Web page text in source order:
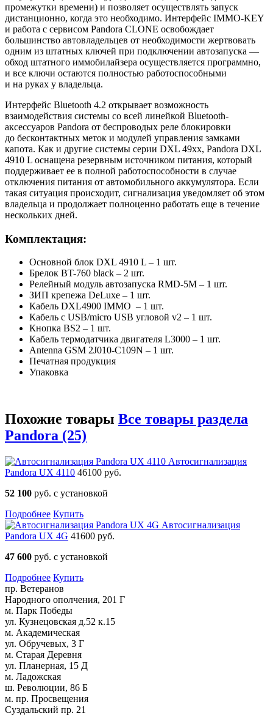
промежутки времени) и позволяет осуществлять запуск
дистанционно, когда это необходимо. Интерфейс IMMO-KEY
и работа с сервисом Pandora CLONE освобождает
большинство автовладельцев от необходимости жертвовать
одним из штатных ключей при подключении автозапуска —
обход штатного иммобилайзера осуществляется программно,
и все ключи остаются полностью работоспособными
и на руках у владельца.
Интерфейс Bluetooth 4.2 открывает возможность
взаимодействия системы со всей линейкой Bluetooth-
аксессуаров Pandora от беспроводых реле блокировки
до бесконтактных меток и модулей управления замками
капота. Как и другие системы серии DXL 49xx, Pandora DXL
4910 L оснащена резервным источником питания, который
поддерживает ее в полной работоспособности в случае
отключения питания от автомобильного аккумулятора. Если
такая ситуация происходит, сигнализация уведомляет об этом
владельца и продолжает полноценно работать еще в течение
нескольких дней.
Комплектация:
Основной блок DXL 4910 L – 1 шт.
Брелок BT-760 black – 2 шт.
Релейный модуль автозапуска RMD-5M – 1 шт.
ЗИП крепежа DeLuxe – 1 шт.
Кабель DXL4900 IMMO – 1 шт.
Кабель c USB/micro USB угловой v2 – 1 шт.
Кнопка BS2 – 1 шт.
Кабель термодатчика двигателя L3000 – 1 шт.
Antenna GSM 2J010-C109N – 1 шт.
Печатная продукция
Упаковка
Похожие товары Все товары раздела
Pandora (25)
Автосигнализация
Pandora UX 4110 46100 руб.
52 100 руб. с установкой
Подробнее Купить
Автосигнализация
Pandora UX 4G 41600 руб.
47 600 руб. с установкой
Подробнее Купить
пр. Ветеранов
Народного ополчения, 201 Г
м. Парк Победы
ул. Кузнецовская д.52 к.15
м. Академическая
ул. Обручевых, 3 Г
м. Старая Деревня
ул. Планерная, 15 Д
м. Ладожская
ш. Революции, 86 Б
м. пр. Просвещения
Суздальский пр. 21